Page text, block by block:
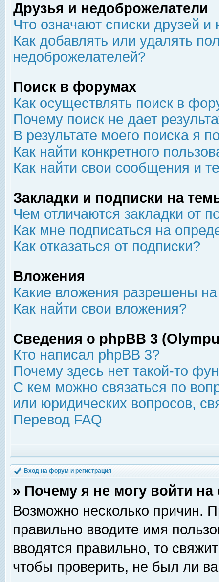
Друзья и недоброжелатели
Что означают списки друзей
Как добавлять или удалять
недоброжелателей?
Поиск в форумах
Как осуществлять поиск в
Почему поиск не дает
В результате моего поиска я
Как найти конкретного
Как найти свои сообщения и
Закладки и подписки на
Чем отличаются закладки от
Как мне подписаться на
Как отказаться от подписки?
Вложения
Какие вложения разрешены
Как найти свои вложения?
Сведения о phpBB 3
Кто написал phpBB 3?
Почему здесь нет такой-то
С кем можно связаться по
или юридических вопросов,
Перевод FAQ
Вход на форум и регистрация
» Почему я не могу войти
Возможно несколько причин.
правильно вводите имя
вводятся правильно, то
чтобы проверить, не был ли